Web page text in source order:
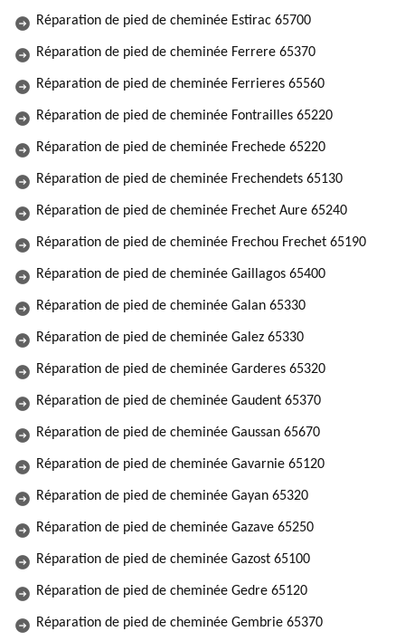
Réparation de pied de cheminée Estirac 65700
Réparation de pied de cheminée Ferrere 65370
Réparation de pied de cheminée Ferrieres 65560
Réparation de pied de cheminée Fontrailles 65220
Réparation de pied de cheminée Frechede 65220
Réparation de pied de cheminée Frechendets 65130
Réparation de pied de cheminée Frechet Aure 65240
Réparation de pied de cheminée Frechou Frechet 65190
Réparation de pied de cheminée Gaillagos 65400
Réparation de pied de cheminée Galan 65330
Réparation de pied de cheminée Galez 65330
Réparation de pied de cheminée Garderes 65320
Réparation de pied de cheminée Gaudent 65370
Réparation de pied de cheminée Gaussan 65670
Réparation de pied de cheminée Gavarnie 65120
Réparation de pied de cheminée Gayan 65320
Réparation de pied de cheminée Gazave 65250
Réparation de pied de cheminée Gazost 65100
Réparation de pied de cheminée Gedre 65120
Réparation de pied de cheminée Gembrie 65370